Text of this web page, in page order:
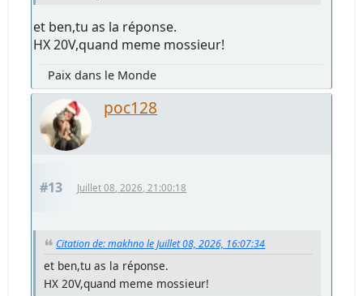
et ben,tu as la réponse.
HX 20V,quand meme mossieur!
Paix dans le Monde
poc128
#13 Juillet 08, 2026, 21:00:18
Citation de: makhno le Juillet 08, 2026, 16:07:34
et ben,tu as la réponse.
HX 20V,quand meme mossieur!